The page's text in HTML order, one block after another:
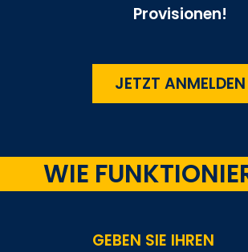
Provisionen!
JETZT ANMELDEN
WIE
GEBEN SIE IHREN